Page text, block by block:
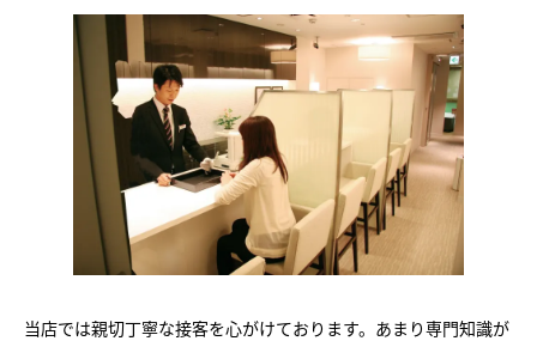
当店では親切丁寧な接客を心がけております。あまり専門知識が